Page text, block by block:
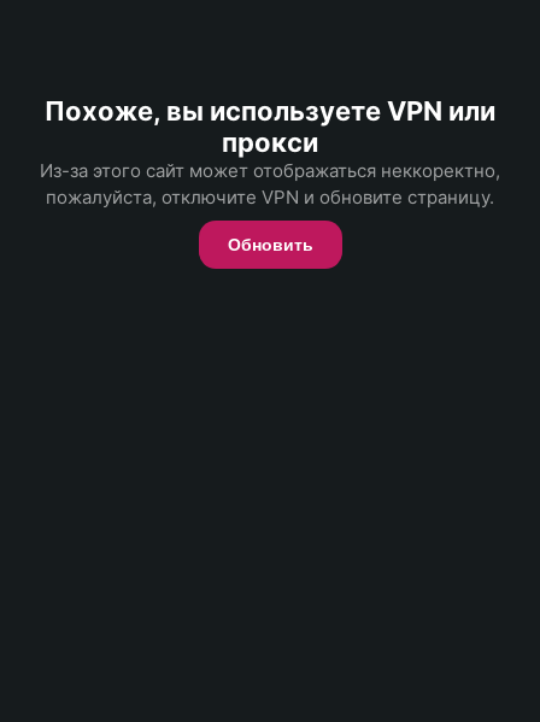
Похоже, вы используете VPN или
прокси
Из-за этого сайт может отображаться неккоректно,
пожалуйста, отключите VPN и обновите страницу.
Обновить